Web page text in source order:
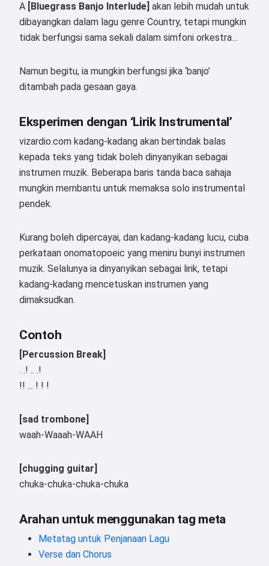
A [Bluegrass Banjo Interlude] akan lebih mudah untuk
dibayangkan dalam lagu genre Country, tetapi mungkin
tidak berfungsi sama sekali dalam simfoni orkestra…
Namun begitu, ia mungkin berfungsi jika ‘banjo’
ditambah pada gesaan gaya.
Eksperimen dengan ‘Lirik Instrumental’
vizardio.com kadang-kadang akan bertindak balas
kepada teks yang tidak boleh dinyanyikan sebagai
instrumen muzik. Beberapa baris tanda baca sahaja
mungkin membantu untuk memaksa solo instrumental
pendek.
Kurang boleh dipercayai, dan kadang-kadang lucu, cuba
perkataan onomatopoeic yang meniru bunyi instrumen
muzik. Selalunya ia dinyanyikan sebagai lirik, tetapi
kadang-kadang mencetuskan instrumen yang
dimaksudkan.
Contoh
[Percussion Break]
. .! .. .!
!! ... ! ! !
[sad trombone]
waah-Waaah-WAAH
[chugging guitar]
chuka-chuka-chuka-chuka
Arahan untuk menggunakan tag meta
Metatag untuk Penjanaan Lagu
Verse dan Chorus
Dasar Bayaran Balik